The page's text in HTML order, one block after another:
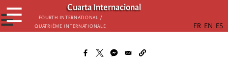
Skip
to
main
Cuarta Internacional
Fourth International /
Quatrième internationale
☰
☰